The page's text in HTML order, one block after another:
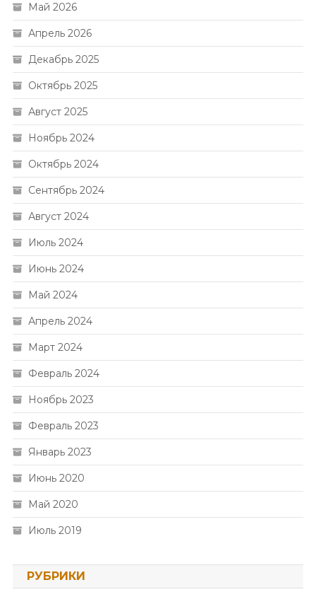
Май 2026
Апрель 2026
Декабрь 2025
Октябрь 2025
Август 2025
Ноябрь 2024
Октябрь 2024
Сентябрь 2024
Август 2024
Июль 2024
Июнь 2024
Май 2024
Апрель 2024
Март 2024
Февраль 2024
Ноябрь 2023
Февраль 2023
Январь 2023
Июнь 2020
Май 2020
Июль 2019
РУБРИКИ